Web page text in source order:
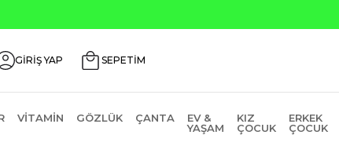
GİRİŞ YAP SEPETİM
VITAMIN GÖZLÜK ÇANTA
EV &
YAŞAM
KIZ
ÇOCUK
ERKEK
ÇOCUK